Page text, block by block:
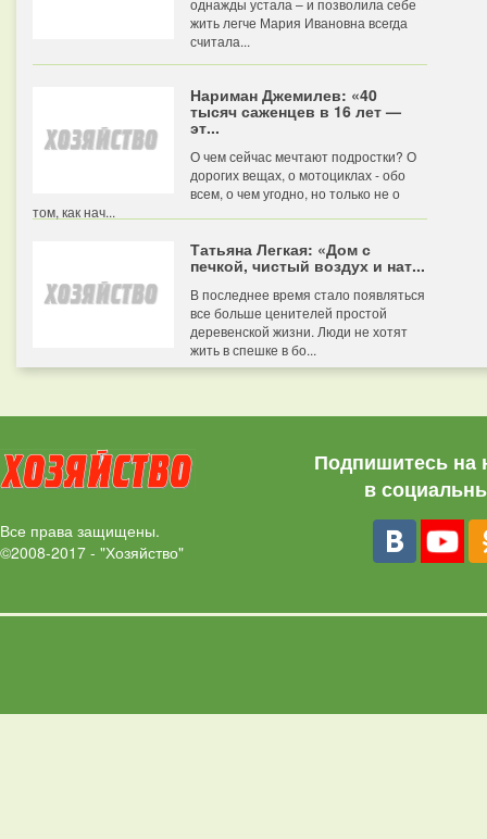
однажды устала – и позволила себе
жить легче Мария Ивановна всегда
считала...
Нариман Джемилев: «40
тысяч саженцев в 16 лет —
эт...
О чем сейчас мечтают подростки? О
дорогих вещах, о мотоциклах - обо
всем, о чем угодно, но только не о
том, как нач...
Татьяна Легкая: «Дом с
печкой, чистый воздух и нат...
В последнее время стало появляться
все больше ценителей простой
деревенской жизни. Люди не хотят
жить в спешке в бо...
Все права защищены.
©2008-2017 - "Хозяйство"
Подпишитесь на
в